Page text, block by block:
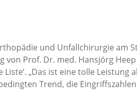
und Unfallchirurgie am
Prof. Dr. med. Hansjörg
„Das ist eine tolle
Trend, die